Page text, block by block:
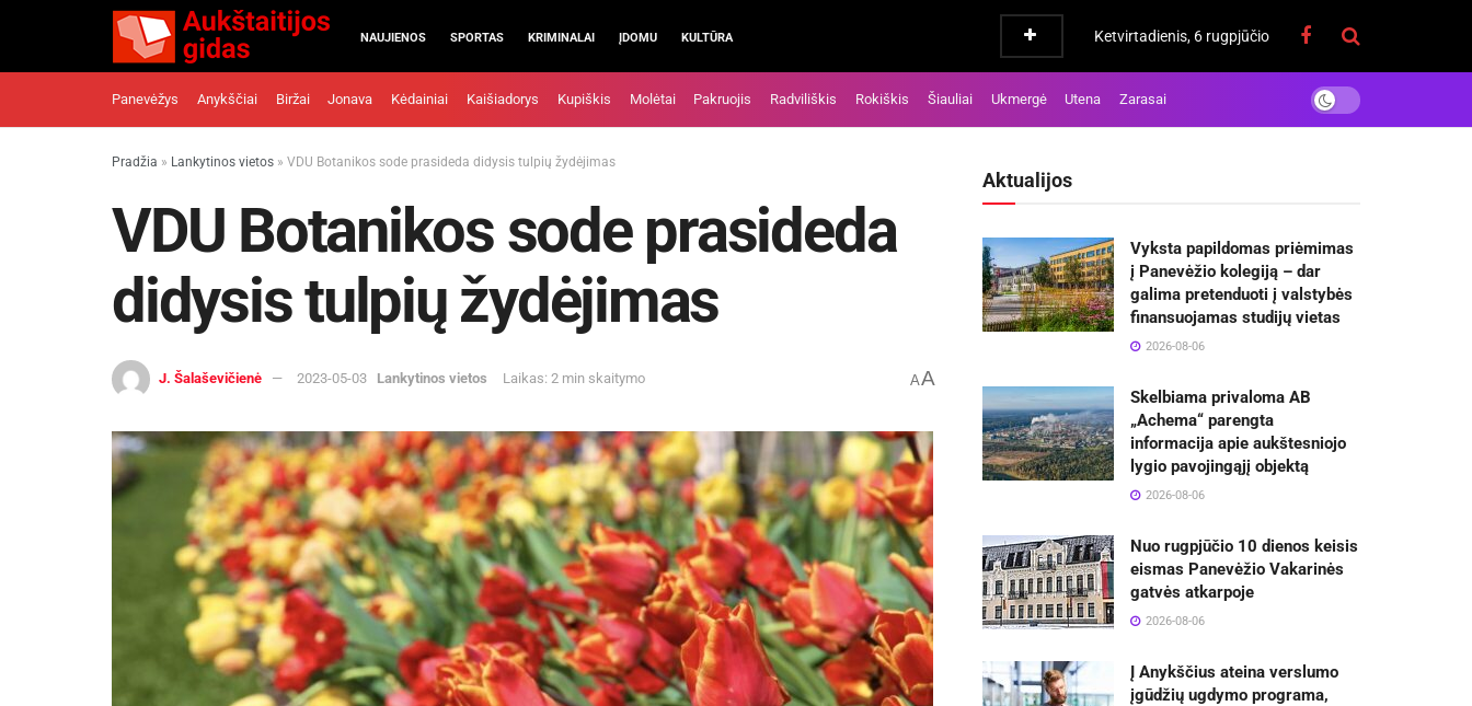
NAUJIENOS SPORTAS KRIMINALAI ĮDOMU KULTŪRA Ketvirtadienis, 6 rugpjūčio
Panevėžys Anykščiai Biržai Jonava Kėdainiai Kaišiadorys Kupiškis Molėtai Pakruojis Radviliškis Rokiškis Šiauliai Ukmergė Utena Zarasai
Pradžia » Lankytinos vietos » VDU Botanikos sode prasideda didysis tulpių žydėjimas
VDU Botanikos sode prasideda
didysis tulpių žydėjimas
J. Šalaševičienė 2023-05-03 Lankytinos vietos Laikas: 2 min skaitymo AA
Aktualijos
Vyksta papildomas priėmimas
į Panevėžio kolegiją – dar
galima pretenduoti į valstybės
finansuojamas studijų vietas
2026-08-06
Skelbiama privaloma AB
„Achema“ parengta
informacija apie aukštesniojo
lygio pavojingąjį objektą
2026-08-06
Nuo rugpjūčio 10 dienos keisis
eismas Panevėžio Vakarinės
gatvės atkarpoje
2026-08-06
Į Anykščius ateina verslumo
įgūdžių ugdymo programa,